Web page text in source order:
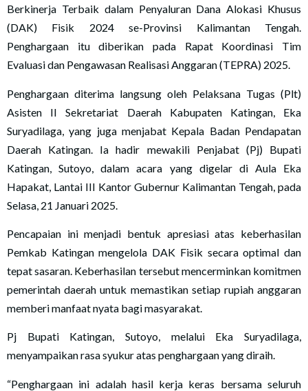
Berkinerja Terbaik dalam Penyaluran Dana Alokasi Khusus
(DAK) Fisik 2024 se-Provinsi Kalimantan Tengah.
Penghargaan itu diberikan pada Rapat Koordinasi Tim
Evaluasi dan Pengawasan Realisasi Anggaran (TEPRA) 2025.
Penghargaan diterima langsung oleh Pelaksana Tugas (Plt)
Asisten II Sekretariat Daerah Kabupaten Katingan, Eka
Suryadilaga, yang juga menjabat Kepala Badan Pendapatan
Daerah Katingan. Ia hadir mewakili Penjabat (Pj) Bupati
Katingan, Sutoyo, dalam acara yang digelar di Aula Eka
Hapakat, Lantai III Kantor Gubernur Kalimantan Tengah, pada
Selasa, 21 Januari 2025.
Pencapaian ini menjadi bentuk apresiasi atas keberhasilan
Pemkab Katingan mengelola DAK Fisik secara optimal dan
tepat sasaran. Keberhasilan tersebut mencerminkan komitmen
pemerintah daerah untuk memastikan setiap rupiah anggaran
memberi manfaat nyata bagi masyarakat.
Pj Bupati Katingan, Sutoyo, melalui Eka Suryadilaga,
menyampaikan rasa syukur atas penghargaan yang diraih.
“Penghargaan ini adalah hasil kerja keras bersama seluruh